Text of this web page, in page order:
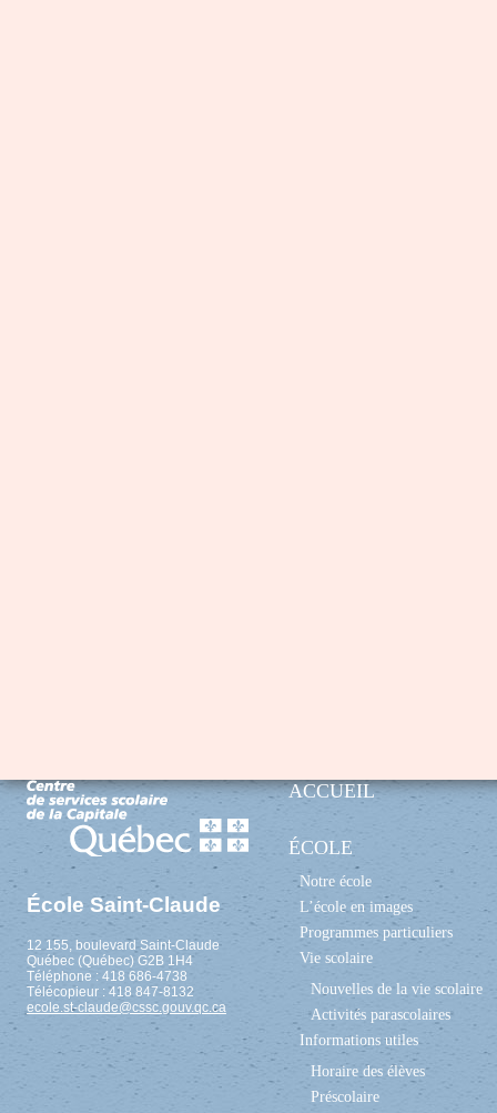
École Saint-Claude
12 155, boulevard Saint-Claude
Québec (Québec) G2B 1H4
Téléphone : 418 686-4738
Télécopieur : 418 847-8132
ecole.st-claude@cssc.gouv.qc.ca
ACCUEIL
ÉCOLE
Notre école
L’école en images
Programmes particuliers
Vie scolaire
Nouvelles de la vie scolaire
Activités parascolaires
Informations utiles
Horaire des élèves
Préscolaire